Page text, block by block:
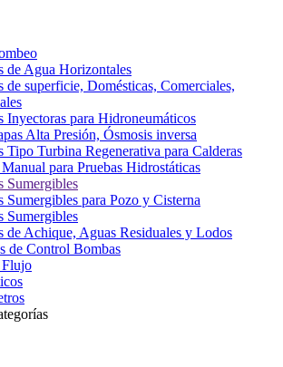
de Agua Horizontales
de superficie, Domésticas, Comerciales,
Inyectoras para Hidroneumáticos
Alta Presión, Ósmosis inversa
Tipo Turbina Regenerativa para Calderas
para Pruebas Hidrostáticas
Sumergibles
Sumergibles para Pozo y Cisterna
Sumergibles
de Achique, Aguas Residuales y Lodos
de Control Bombas
Flujo